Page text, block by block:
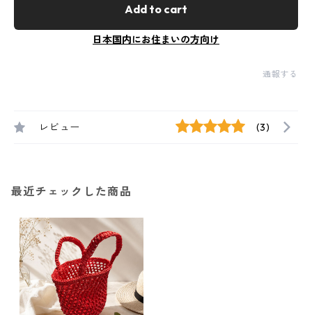
Add to cart
日本国内にお住まいの方向け
通報する
レビュー (3)
最近チェックした商品